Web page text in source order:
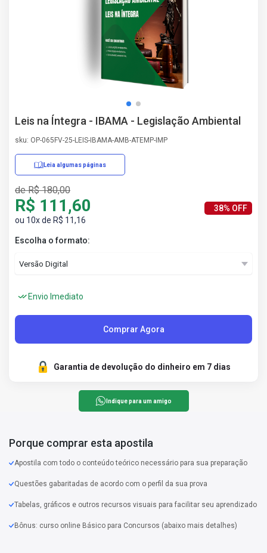
DELeis na Íntegra - IBAMA - Legislação Ambiental
sku: OP-065FV-25-LEIS-IBAMA-AMB-ATEMP-IMP
Leia algumas páginas
de R$ 180,00
R$ 111,60
ou 10x de R$ 11,16
38% OFF
Escolha o formato:
Envio Imediato
Comprar Agora
Garantia de devolução do dinheiro em 7 dias
Indique para um amigo
Porque comprar esta apostila
Apostila com todo o conteúdo teórico necessário para sua preparação
Questões gabaritadas de acordo com o perfil da sua prova
Tabelas, gráficos e outros recursos visuais para facilitar seu aprendizado
Bônus: curso online Básico para Concursos (abaixo mais detalhes)